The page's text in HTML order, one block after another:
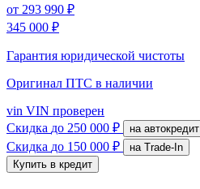
от 293 990 ₽
345 000 ₽
Гарантия юридической чистоты
Оригинал ПТС в наличии
vin VIN проверен
Скидка до 250 000 ₽ на автокредит
Скидка до 150 000 ₽
на Trade-In
Купить в кредит